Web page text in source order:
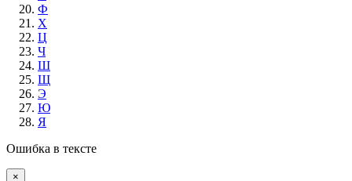
Ф
Х
Ц
Ч
Ш
Щ
Э
Ю
Я
Ошибка в тексте
×